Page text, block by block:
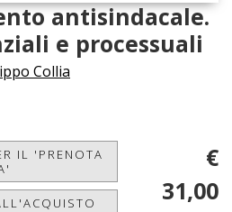
antisindacale.
e processuali
Collia
IL 'PRENOTA
€
31,00